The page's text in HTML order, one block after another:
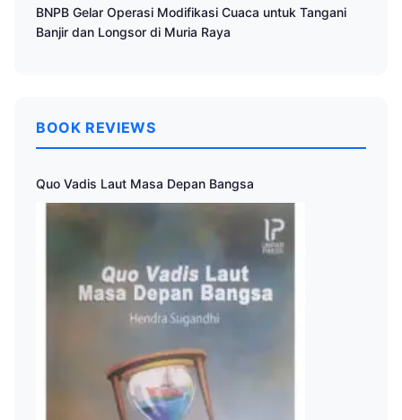
BNPB Gelar Operasi Modifikasi Cuaca untuk Tangani
Banjir dan Longsor di Muria Raya
BOOK REVIEWS
Quo Vadis Laut Masa Depan Bangsa